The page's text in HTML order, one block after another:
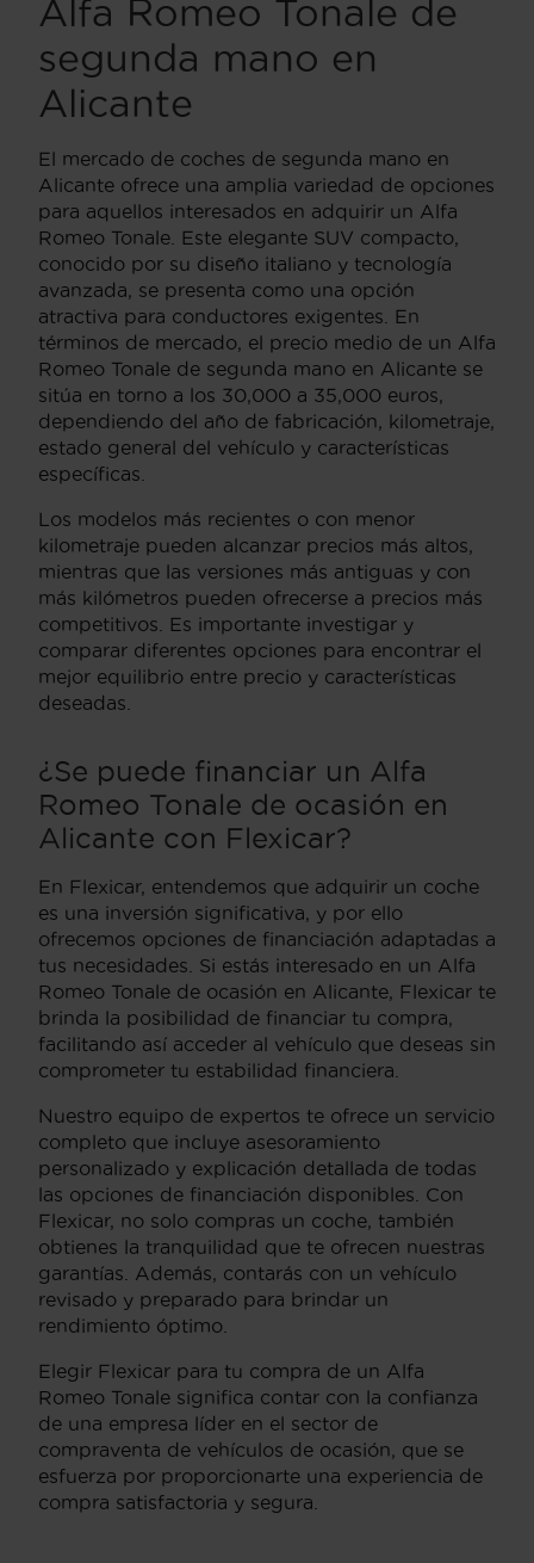
Alfa Romeo Tonale de
segunda mano en
Alicante
El mercado de coches de segunda mano en
Alicante ofrece una amplia variedad de opciones
para aquellos interesados en adquirir un Alfa
Romeo Tonale. Este elegante SUV compacto,
conocido por su diseño italiano y tecnología
avanzada, se presenta como una opción
atractiva para conductores exigentes. En
términos de mercado, el precio medio de un Alfa
Romeo Tonale de segunda mano en Alicante se
sitúa en torno a los 30,000 a 35,000 euros,
dependiendo del año de fabricación, kilometraje,
estado general del vehículo y características
específicas.
Los modelos más recientes o con menor
kilometraje pueden alcanzar precios más altos,
mientras que las versiones más antiguas y con
más kilómetros pueden ofrecerse a precios más
competitivos. Es importante investigar y
comparar diferentes opciones para encontrar el
mejor equilibrio entre precio y características
deseadas.
¿Se puede financiar un Alfa
Romeo Tonale de ocasión en
Alicante con Flexicar?
En Flexicar, entendemos que adquirir un coche
es una inversión significativa, y por ello
ofrecemos opciones de financiación adaptadas a
tus necesidades. Si estás interesado en un Alfa
Romeo Tonale de ocasión en Alicante, Flexicar te
brinda la posibilidad de financiar tu compra,
facilitando así acceder al vehículo que deseas sin
comprometer tu estabilidad financiera.
Nuestro equipo de expertos te ofrece un servicio
completo que incluye asesoramiento
personalizado y explicación detallada de todas
las opciones de financiación disponibles. Con
Flexicar, no solo compras un coche, también
obtienes la tranquilidad que te ofrecen nuestras
garantías. Además, contarás con un vehículo
revisado y preparado para brindar un
rendimiento óptimo.
Elegir Flexicar para tu compra de un Alfa
Romeo Tonale significa contar con la confianza
de una empresa líder en el sector de
compraventa de vehículos de ocasión, que se
esfuerza por proporcionarte una experiencia de
compra satisfactoria y segura.